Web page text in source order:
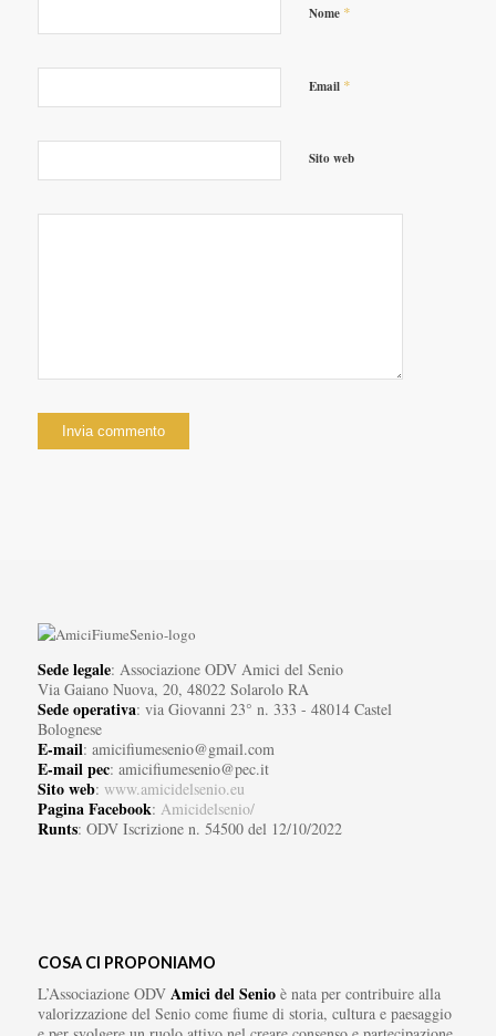
Nome *
Email *
Sito web
Sede legale: Associazione ODV Amici del Senio
Via Gaiano Nuova, 20, 48022 Solarolo RA
Sede operativa: via Giovanni 23° n. 333 - 48014 Castel
Bolognese
E-mail: amicifiumesenio@gmail.com
E-mail pec: amicifiumesenio@pec.it
Sito web: www.amicidelsenio.eu
Pagina Facebook: Amicidelsenio/
Runts: ODV Iscrizione n. 54500 del 12/10/2022
COSA CI PROPONIAMO
L’Associazione ODV Amici del Senioè nata per contribuire alla
valorizzazione del Senio come fiume di storia, cultura e paesaggio